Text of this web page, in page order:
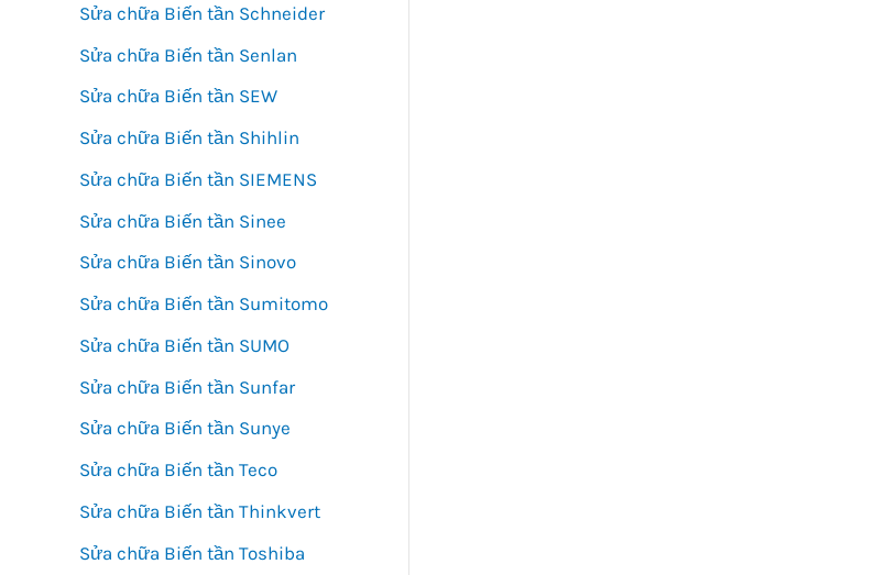
Sửa chữa Biến tần Schneider
Sửa chữa Biến tần Senlan
Sửa chữa Biến tần SEW
Sửa chữa Biến tần Shihlin
Sửa chữa Biến tần SIEMENS
Sửa chữa Biến tần Sinee
Sửa chữa Biến tần Sinovo
Sửa chữa Biến tần Sumitomo
Sửa chữa Biến tần SUMO
Sửa chữa Biến tần Sunfar
Sửa chữa Biến tần Sunye
Sửa chữa Biến tần Teco
Sửa chữa Biến tần Thinkvert
Sửa chữa Biến tần Toshiba